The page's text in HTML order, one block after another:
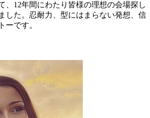
、12年間にわたり皆様の理想の会場探し
した。忍耐力、型にはまらない発想、信
ーです。